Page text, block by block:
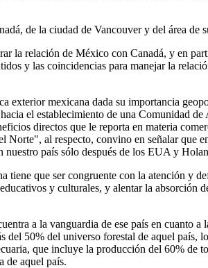
de la ciudad de Vancouver y del área de
la relación de México con Canadá, y en
y las coincidencias para manejar la
exterior mexicana dada su importancia
el establecimiento de una Comunidad
directos que le reporta en materia
al respecto, convino en señalar que
país sólo después de los EUA y
que ser congruente con la atención y
y culturales, y alentar la absorción
a la vanguardia de ese país en cuanto a
del 50% del universo forestal de aquel país,
que incluye la producción del 60% de
de aquel país.